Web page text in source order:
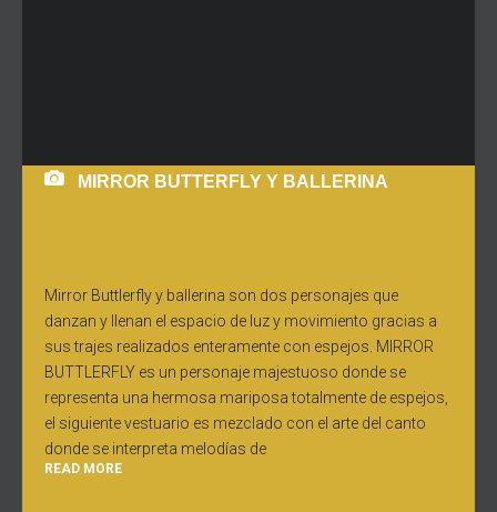
MIRROR BUTTERFLY Y BALLERINA
Mirror Buttlerfly y ballerina son dos personajes que
danzan y llenan el espacio de luz y movimiento gracias a
sus trajes realizados enteramente con espejos. MIRROR
BUTTLERFLY es un personaje majestuoso donde se
representa una hermosa mariposa totalmente de espejos,
el siguiente vestuario es mezclado con el arte del canto
donde se interpreta melodías de
READ MORE